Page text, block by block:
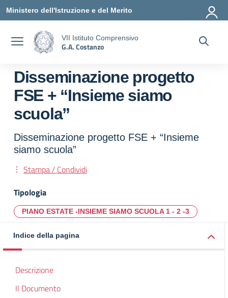
Vai ai contenuti
Vai al menu di navigazione
Vai al footer
Ministero dell'Istruzione e del Merito
VII Istituto Comprensivo
G.A. Costanzo
Disseminazione progetto
FSE + “Insieme siamo
scuola”
Disseminazione progetto FSE + “Insieme
siamo scuola”
Stampa / Condividi
Tipologia
PIANO ESTATE -INSIEME SIAMO SCUOLA 1 - 2 -3
Indice della pagina
Descrizione
Il Documento